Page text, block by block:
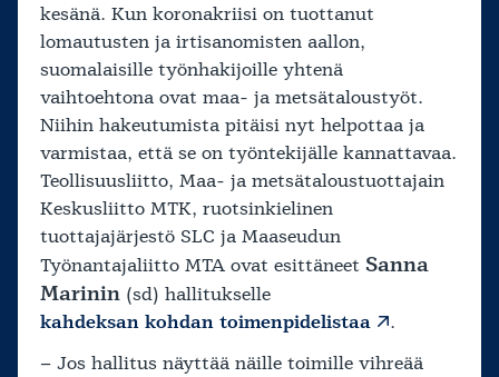
kesänä. Kun koronakriisi on tuottanut
lomautusten ja irtisanomisten aallon,
suomalaisille työnhakijoille yhtenä
vaihtoehtona ovat maa- ja metsätaloustyöt.
Niihin hakeutumista pitäisi nyt helpottaa ja
varmistaa, että se on työntekijälle kannattavaa.
Teollisuusliitto, Maa- ja metsätaloustuottajain
Keskusliitto MTK, ruotsinkielinen
tuottajajärjestö SLC ja Maaseudun
Työnantajaliitto MTA ovat esittäneet Sanna
Marinin (sd) hallitukselle
kahdeksan kohdan toimenpidelistaa
.
– Jos hallitus näyttää näille toimille vihreää